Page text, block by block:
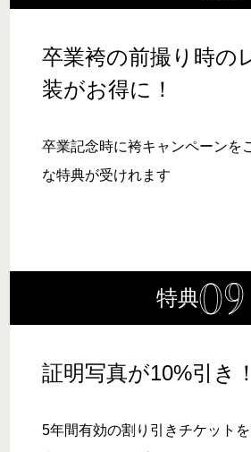
卒業袴の前撮り時の
装がお得に！
卒業記念時に袴キャンペーンを
な特典が受けれます
特典
証明写真が10%引き！
5年間有効の割り引きチケット